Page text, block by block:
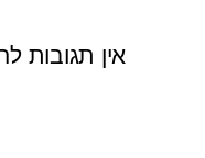
אין תגובות